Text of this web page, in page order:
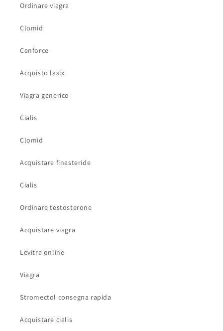
Ordinare viagra
Clomid
Cenforce
Acquisto lasix
Viagra generico
Cialis
Clomid
Acquistare finasteride
Cialis
Ordinare testosterone
Acquistare viagra
Levitra online
Viagra
Stromectol consegna rapida
Acquistare cialis